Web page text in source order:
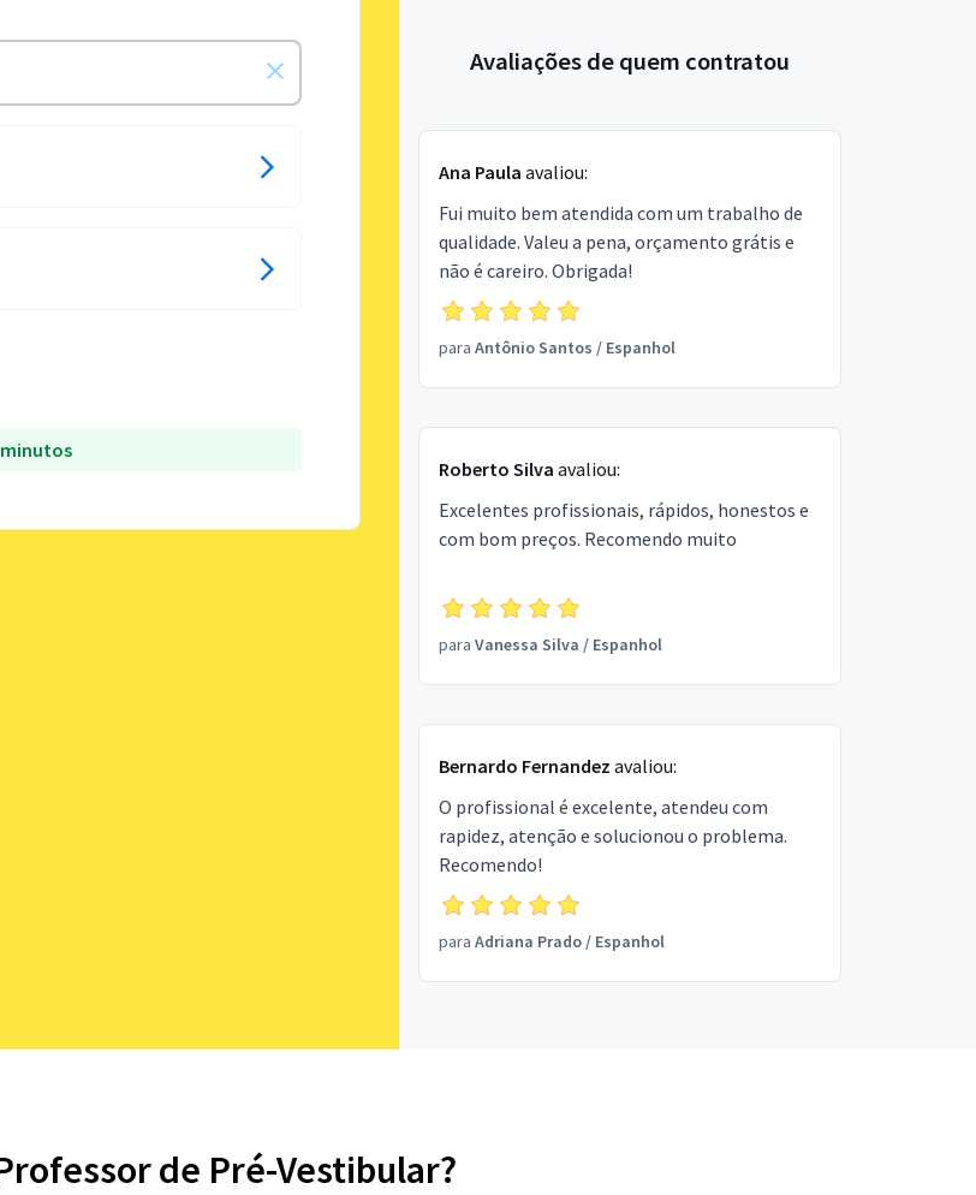
Avaliações de quem contratou
Ana Paula avaliou:
Fui muito bem atendida com um trabalho de
qualidade. Valeu a pena, orçamento grátis e
não é careiro. Obrigada!
para Antônio Santos / Espanhol
Roberto Silva avaliou:
Excelentes profissionais, rápidos, honestos e
com bom preços. Recomendo muito
para Vanessa Silva / Espanhol
Bernardo Fernandez avaliou:
O profissional é excelente, atendeu com
rapidez, atenção e solucionou o problema.
Recomendo!
para Adriana Prado/ Espanhol
de Pré-Vestibular?